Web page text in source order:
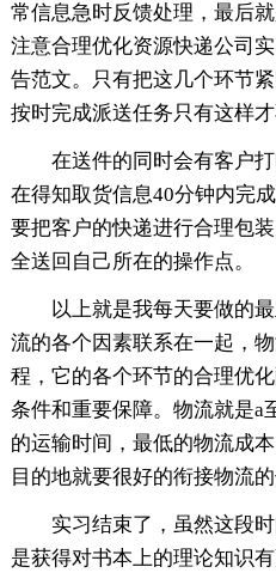
常信息急时反馈处理，最后
注意合理优化资源快递公司
告范文。只有把这几个环节
按时完成派送任务只有这样才
在送件的同时会有客户
在得知取货信息40分钟内完
要把客户的快递进行合理包
全送回自己所在的操作点。
以上就是我每天要做的
流的各个因素联系在一起，
程，它的各个环节的合理优
条件和重要保障。物流就是a
的运输时间，最低的物流成
目的地就要很好的衔接物流的
实习结束了，虽然这段
是获得对书本上的理论知识